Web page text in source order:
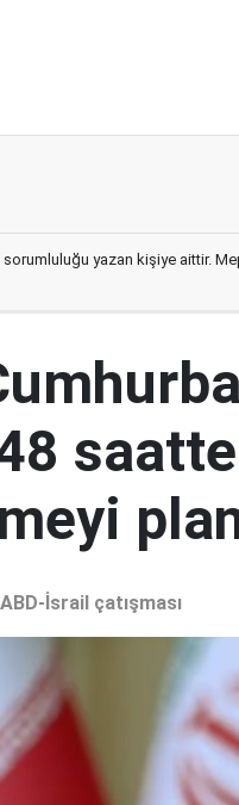
sorumluluğu yazan kişiye aittir.
İsrail çatışması